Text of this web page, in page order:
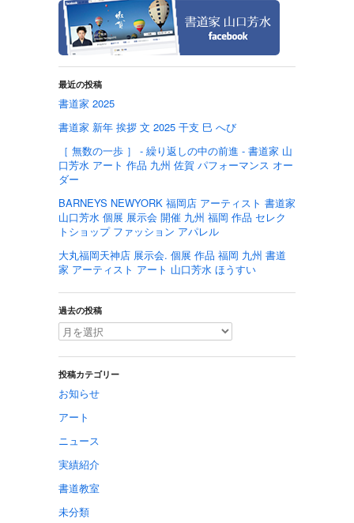
最近の投稿
書道家 2025
書道家 新年 挨拶 文 2025 干支 巳 へび
［ 無数の一歩 ］ - 繰り返しの中の前進 - 書道家 山
口芳水 アート 作品 九州 佐賀 パフォーマンス オー
ダー
BARNEYS NEWYORK 福岡店 アーティスト 書道家
山口芳水 個展 展示会 開催 九州 福岡 作品 セレク
トショップ ファッション アパレル
大丸福岡天神店 展示会. 個展 作品 福岡 九州 書道
家 アーティスト アート 山口芳水 ほうすい
過去の投稿
投稿カテゴリー
お知らせ
アート
ニュース
実績紹介
書道教室
未分類